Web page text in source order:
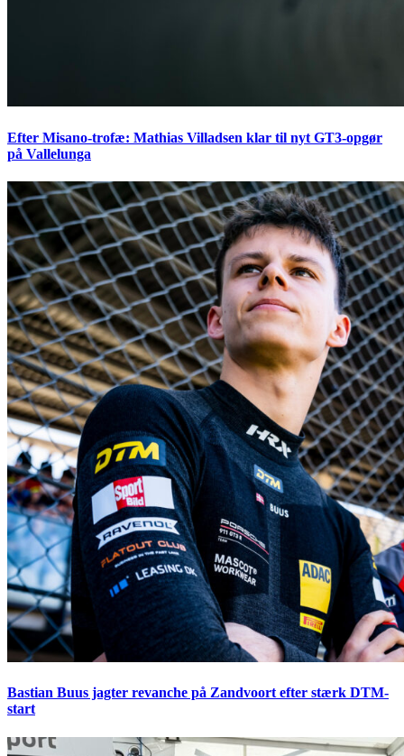
Efter Misano-trofæ: Mathias Villadsen klar til nyt GT3-opgør
på Vallelunga
Bastian Buus jagter revanche på Zandvoort efter stærk DTM-
start